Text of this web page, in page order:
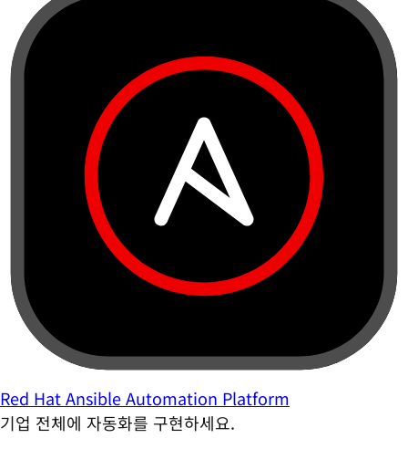
Red Hat Ansible Automation Platform
기업 전체에 자동화를 구현하세요.